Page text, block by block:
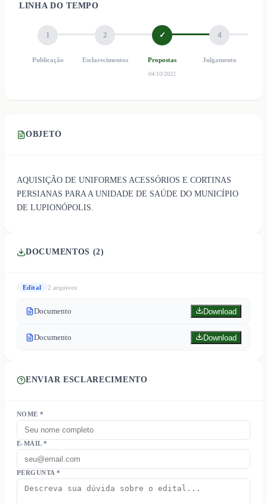
LINHA DO TEMPO
1
Publicação
2
Esclarecimentos
✓
Propostas
04/10/2022
4
Julgamento
OBJETO
AQUISIÇÃO DE UNIFORMES ACESSÓRIOS E CORTINAS
PERSIANAS PARA A UNIDADE DE SAÚDE DO MUNICÍPIO
DE LUPIONÓPOLIS.
DOCUMENTOS (2)
Edital 2 arquivos
Documento Download
Documento Download
ENVIAR ESCLARECIMENTO
NOME *
E-MAIL *
PERGUNTA *